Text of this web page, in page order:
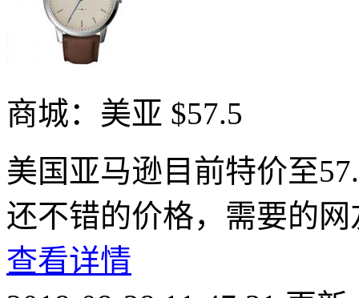
商城：美亚 $57.5
美国亚马逊目前特价至
还不错的价格，需要的
查看详情